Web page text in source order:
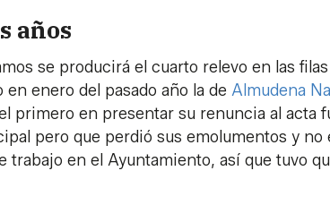
años
se producirá el cuarto relevo en las
enero del pasado año la de Almudena
primero en presentar su renuncia al acta
pero que perdió sus emolumentos y
en el Ayuntamiento, así que tuvo